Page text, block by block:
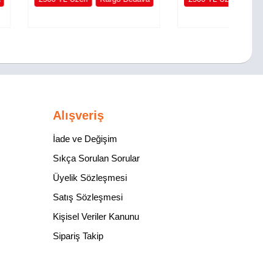
Alışveriş
İade ve Değişim
Sıkça Sorulan Sorular
Üyelik Sözleşmesi
Satış Sözleşmesi
Kişisel Veriler Kanunu
Sipariş Takip